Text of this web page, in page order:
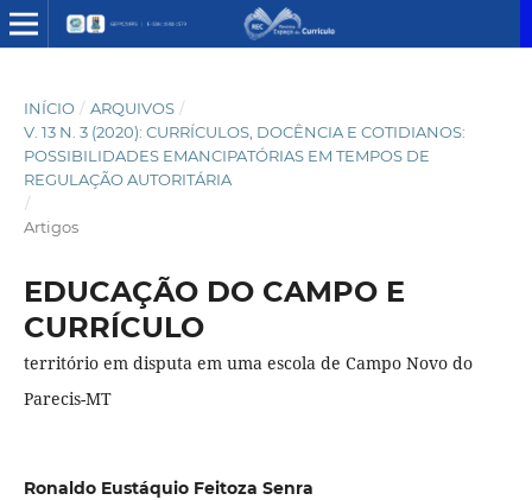
INÍCIO / ARQUIVOS /
V. 13 N. 3 (2020): CURRÍCULOS, DOCÊNCIA E COTIDIANOS:
POSSIBILIDADES EMANCIPATÓRIAS EM TEMPOS DE
REGULAÇÃO AUTORITÁRIA
/
Artigos
EDUCAÇÃO DO CAMPO E
CURRÍCULO
território em disputa em uma escola de Campo Novo do
Parecis-MT
Ronaldo Eustáquio Feitoza Senra